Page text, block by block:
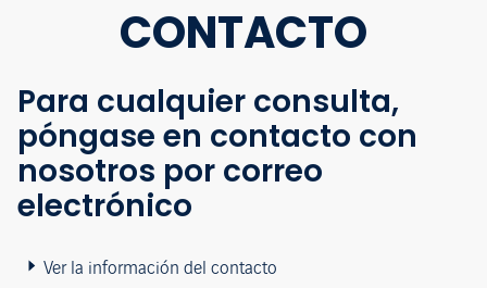
CONTACTO
Para cualquier consulta,
póngase en contacto con
nosotros por correo
electrónico
Ver la información del contacto